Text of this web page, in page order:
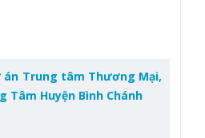
án Trung tâm Thương Mại,
Tâm Huyện Bình Chánh